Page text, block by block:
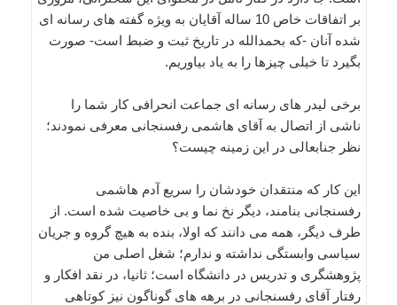
بر اتفاقات خاص 10 ساله آقایان به ویژه گفته های رسانه ای
شده آنان -که بحمدالله در تاریخ ثبت و ضبط است- صورت
بگیرد تا خیلی چیزها را به یاد بیاوریم.
برخی لیدر های رسانه ای جماعت انحرافی کار شما را
ناشی از اتصال به آقای هاشمی رفسنجانی معرفی نمودند؛
نظر جنابعالی در این زمینه چیست؟
این کار که منتقدان خودشان را سریع آدم هاشمی
رفسنجانی بنامند، دیگر نخ نما و بی خاصیت شده است. از
طرف دیگر، همه می دانند که اولا، بنده به هیچ گروه و جریان
سیاسی وابستگی نداشته و ندارم؛ شغل اصلی من
پژوهشگری و تدریس در دانشگاه است؛ ثانیا، در نقد افکار و
رفتار آقای رفسنجانی در برهه های گوناگون نیز کوتاهی